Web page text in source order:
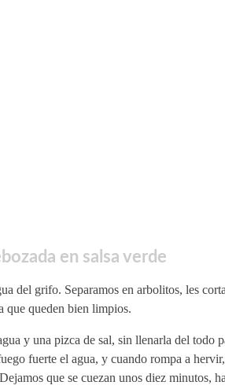
en salsa verde
del grifo. Separamos en arbolitos, les
que queden bien limpios.
y una pizca de sal, sin llenarla del todo
fuerte el agua, y cuando rompa a hervir,
que se cuezan unos diez minutos,